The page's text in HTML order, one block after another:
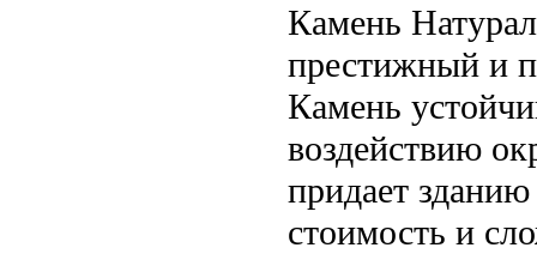
Камень
престижный и
Камень
воздействию
придает
стоимость и